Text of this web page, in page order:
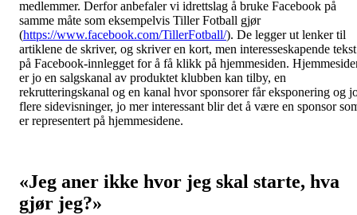
medlemmer. Derfor anbefaler vi idrettslag å bruke Facebook på
samme måte som eksempelvis Tiller Fotball gjør
(https://www.facebook.com/TillerFotball/). De legger ut lenker til
artiklene de skriver, og skriver en kort, men interesseskapende tekst
på Facebook-innlegget for å få klikk på hjemmesiden.
er jo en salgskanal av produktet klubben kan tilby, en
rekrutteringskanal og en kanal hvor sponsorer får eksponering og
flere sidevisninger, jo mer interessant blir det å være en sponsor
er representert på hjemmesidene.
«Jeg aner ikke hvor jeg skal starte, hva
gjør jeg?»